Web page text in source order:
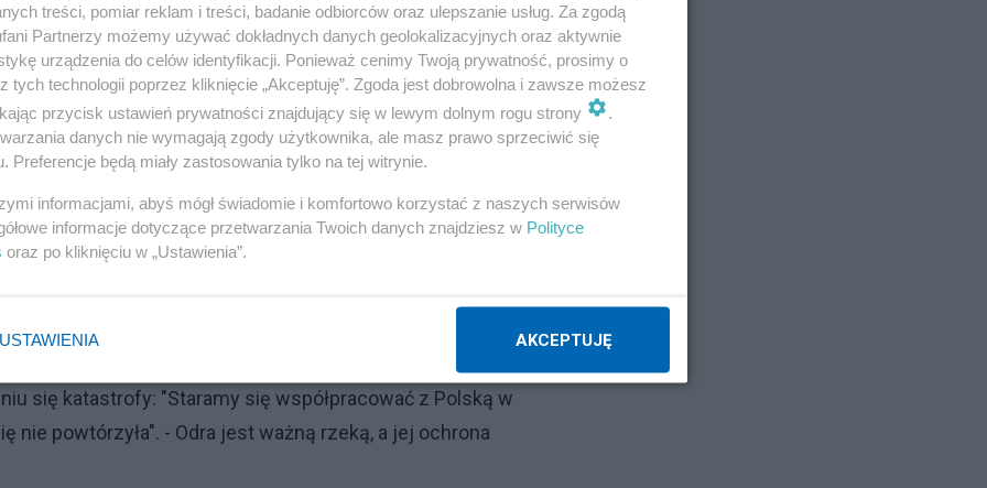
Polsce za zaniedbania w zakresie ochrony wód,
Powiedziała, że liczy na to, że Warszawa również
się katastrofy: "Staramy się współpracować z Polską w
powtórzyła". - Odra jest ważną rzeką, a jej ochrona
treści, pomiar reklam i treści, badanie odbiorców oraz ulepszanie usług. Za zgodą
Partnerzy możemy używać dokładnych danych geolokalizacyjnych oraz aktywnie
urządzenia do celów identyfikacji. Ponieważ cenimy Twoją prywatność, prosimy o
tych technologii poprzez kliknięcie „Akceptuję”. Zgoda jest dobrowolna i zawsze możesz
przycisk ustawień prywatności znajdujący się w lewym dolnym rogu strony
.
danych nie wymagają zgody użytkownika, ale masz prawo sprzeciwić się
Preferencje będą miały zastosowania tylko na tej witrynie.
informacjami, abyś mógł świadomie i komfortowo korzystać z naszych serwisów
informacje dotyczące przetwarzania Twoich danych znajdziesz w Polityce
oraz po kliknięciu w „Ustawienia”.
USTAWIENIA AKCEPTUJĘ